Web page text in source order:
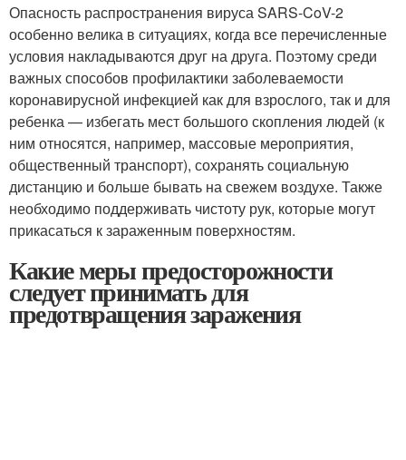
Опасность распространения вируса SARS-CoV-2
особенно велика в ситуациях, когда все перечисленные
условия накладываются друг на друга. Поэтому среди
важных способов профилактики заболеваемости
коронавирусной инфекцией как для взрослого, так и для
ребенка — избегать мест большого скопления людей (к
ним относятся, например, массовые мероприятия,
общественный транспорт), сохранять социальную
дистанцию и больше бывать на свежем воздухе. Также
необходимо поддерживать чистоту рук, которые могут
прикасаться к зараженным поверхностям.
Какие меры предосторожности
следует принимать для
предотвращения заражения